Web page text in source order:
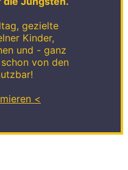
gezielte
Kinder,
und - ganz
von den
<